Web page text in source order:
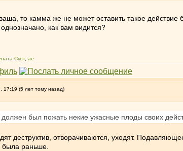
то камма же не может оставить такое
как вам видится?
Скот, ae
17:19 (5 лет тому назад)
был пожать некие ужасные плоды своих
деструктив, отворачиваются, уходят.
была раньше.